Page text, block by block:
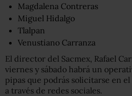
Magdalena Contreras
Miguel Hidalgo
Tlalpan
Venustiano Carranza
El director del Sacmex, Rafael
viernes y sábado habrá un
pipas que podrás solicitarse en el
a través de redes sociales.